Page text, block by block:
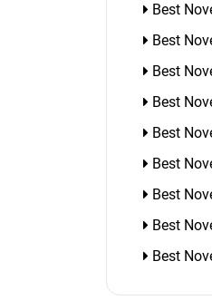
Best
Best
Best
Best
Best
Best
Best
Best
Best